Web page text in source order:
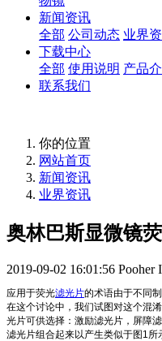
新闻资讯
全部 公司动态 业界
下载中心
全部 使用说明 产品
联系我们
你的位置
网站首页
新闻资讯
业界资讯
奥林巴斯显微镜
2019-09-02 16:01:56 Pooher
应用于荧光滤光片的术语由于不同
在这个讨论中，我们试图对这个混
光片可供选择：激励滤光片，屏障
滤光片组合起来以产生类似于图1